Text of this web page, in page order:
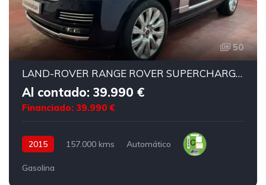
50
LAND-ROVER RANGE ROVER SUPERCHARGED AUTOBIOGRAPHY
Al contado: 39.990 €
Financiado: 39.990 €
2015 157.000 kms Automático
Gasolina